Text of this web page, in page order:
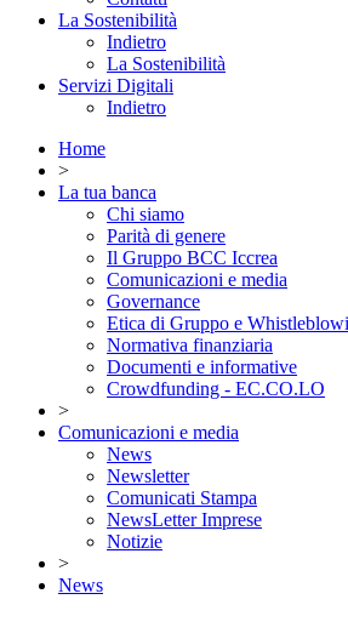
La Sostenibilità
Indietro
La Sostenibilità
Servizi Digitali
Indietro
Home
>
La tua banca
Chi siamo
Parità di genere
Il Gruppo BCC Iccrea
Comunicazioni e media
Governance
Etica di Gruppo e
Normativa finanziaria
Documenti e informative
Crowdfunding - EC.CO.LO
>
Comunicazioni e media
News
Newsletter
Comunicati Stampa
NewsLetter Imprese
Notizie
>
News